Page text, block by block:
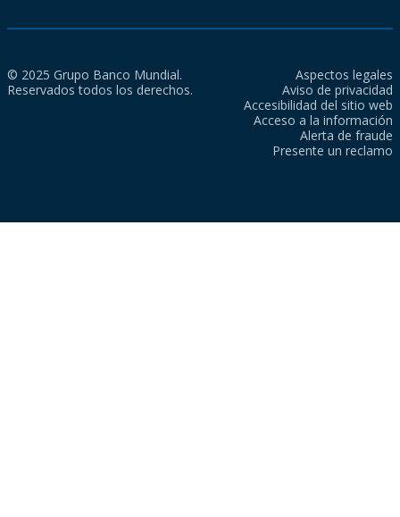
© 2025 Grupo Banco Mundial.
Reservados todos los derechos.
Aspectos legales
Aviso de privacidad
Accesibilidad del sitio web
Acceso a la información
Alerta de fraude
Presente un reclamo